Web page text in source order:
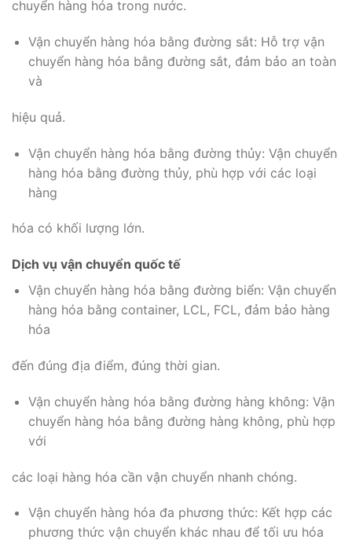
chuyển hàng hóa trong nước.
Vận chuyển hàng hóa bằng đường sắt: Hỗ trợ vận
chuyển hàng hóa bằng đường sắt, đảm bảo an toàn
và
hiệu quả.
Vận chuyển hàng hóa bằng đường thủy: Vận chuyển
hàng hóa bằng đường thủy, phù hợp với các loại
hàng
hóa có khối lượng lớn.
Dịch vụ vận chuyển quốc tế
Vận chuyển hàng hóa bằng đường biển: Vận chuyển
hàng hóa bằng container, LCL, FCL, đảm bảo hàng
hóa
đến đúng địa điểm, đúng thời gian.
Vận chuyển hàng hóa bằng đường hàng không: Vận
chuyển hàng hóa bằng đường hàng không, phù hợp
với
các loại hàng hóa cần vận chuyển nhanh chóng.
Vận chuyển hàng hóa đa phương thức: Kết hợp các
phương thức vận chuyển khác nhau để tối ưu hóa